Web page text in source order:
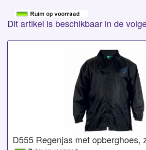
Dit artikel is beschikbaar in de
D555 Regenjas met opberghoes,